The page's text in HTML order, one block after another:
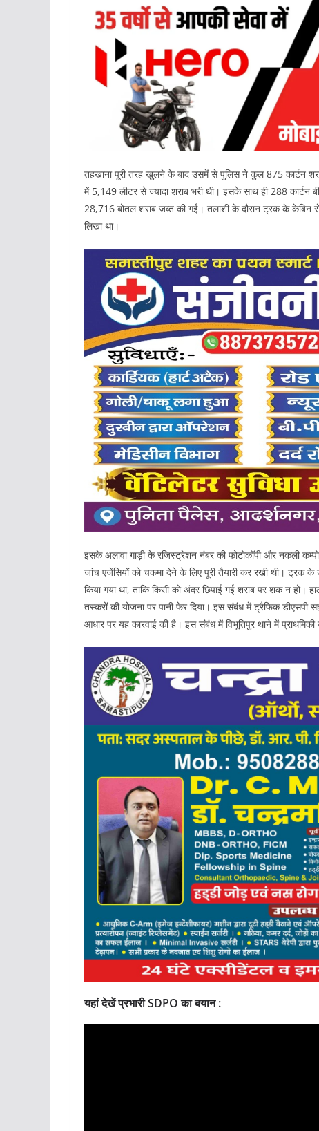
तहखाना पूरी तरह खुलने के बाद उसमें से पुलिस ने कुल 875 कार्टन
में 5,149 लीटर से ज्यादा शराब भरी थी। इसके साथ ही 288 कार्टन
28,716 बोतल शराब जब्त की गई। तलाशी के दौरान ट्रक के केबिन
लिखा था।
इसके अलावा गाड़ी के रजिस्ट्रेशन नंबर की फोटोकॉपी और नकली
जांच एजेंसियों को चकमा देने के लिए पूरी तैयारी कर रखी थी। ट्रक के
किया गया था, ताकि किसी को अंदर छिपाई गई शराब पर शक न हो।
तस्करों की योजना पर पानी फेर दिया। इस संबंध में ट्रैफिक डीएसपी
आधार पर यह कारवाई की है। इस संबंध में विभूतिपुर थाने में प्राथमिकी
यहां देखें प्रभारी SDPO का बयान :